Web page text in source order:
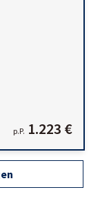
p.P. 1.223 €